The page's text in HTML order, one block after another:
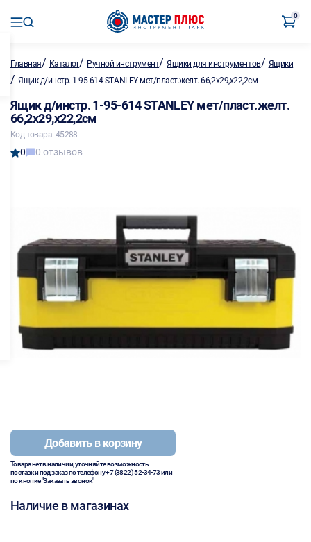
0
Главная/ Каталог/ Ручной инструмент/Ящики для инструментов/ Ящики
/ Ящик д/инстр. 1-95-614 STANLEY мет/пласт.желт. 66,2х29,х22,2см
Ящик д/инстр. 1-95-614 STANLEY мет/пласт.желт.
66,2х29,х22,2см
Код товара: 45288
0 0 отзывов
Добавить в корзину
Товара нет в наличии, уточняйте возможность
поставки под заказ по телефону+7 (3822) 52-34-73или
по кнопке "Заказать звонок"
Наличие в магазинах